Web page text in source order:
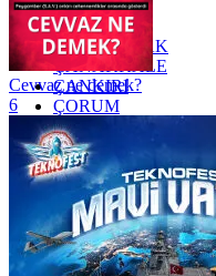
YALOVA
YOZGAT
ZONGULDAK
ÇANAKKALE
ÇANKIRI
ÇORUM
İSTANBUL
İZMİR
ŞANLIURFA
ŞIRNAK
Cevvaz ne demek?
6